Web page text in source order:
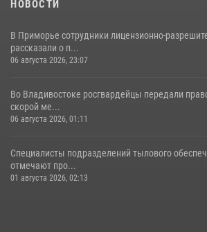
НОВОСТИ
В Приморье сотрудники лицензионно-
рассказали о п...
06 августа 2026, 23:07
Во Владивостоке росгвардейцы передали
скорой ме...
06 августа 2026, 01:11
Специалисты подразделений тылового
отмечают про...
01 августа 2026, 02:13